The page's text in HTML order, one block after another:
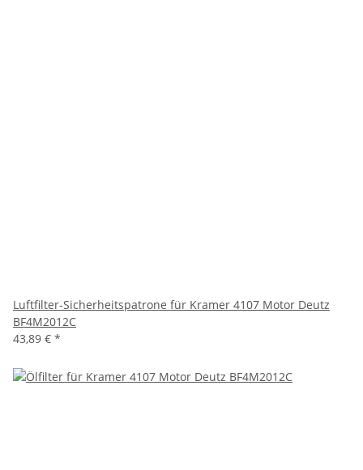
Luftfilter-Sicherheitspatrone für Kramer 4107 Motor Deutz
BF4M2012C
43,89 € *